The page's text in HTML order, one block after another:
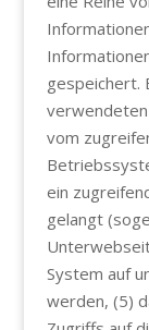
gespeichert.
vom
ein
gelangt
System auf
werden, (5)